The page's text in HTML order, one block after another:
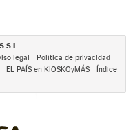
S.L.
legal
Política de privacidad
EL PAÍS en KIOSKOyMÁS
Índice